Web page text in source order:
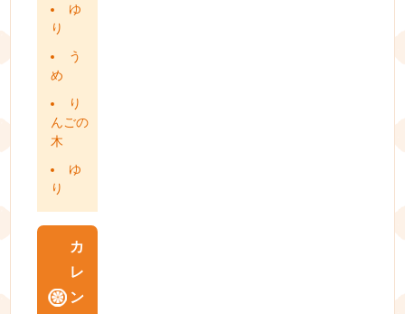
ゆ
り
う
め
り
んごの
木
ゆ
り
カ
レ
ン